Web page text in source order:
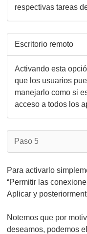
respectivas tareas
Escritorio remoto
Activando esta
que los usuarios
manejarlo como si
acceso a todos los
Paso 5
Para activarlo
“Permitir las
Aplicar y
Notemos que por
deseamos, podemos